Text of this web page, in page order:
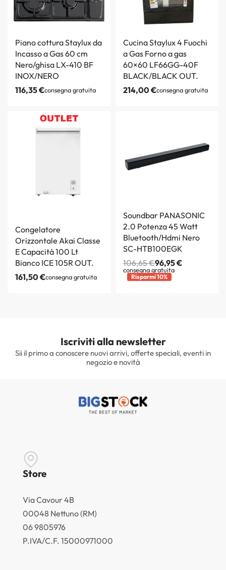
Piano cottura Staylux da
Incasso a Gas 60 cm
Nero/ghisa LX-410 BF
INOX/NERO
116,35€consegna gratuita
Cucina Staylux 4 Fuochi
a Gas Forno a gas
60×60 LF66GG-40F
BLACK/BLACK OUT.
214,00€consegna gratuita
Congelatore
Orizzontale Akai Classe
E Capacità 100 Lt
Bianco ICE 105R OUT.
161,50€consegna gratuita
Soundbar PANASONIC
2.0 Potenza 45 Watt
Bluetooth/Hdmi Nero
SC-HTB100EGK
106,65€96,95€
consegna gratuita
Risparmi 10%
Iscriviti alla newsletter
Sii il primo a conoscere nuovi arrivi, offerte speciali, eventi in
negozio e novità
Store
Via Cavour 4B
00048 Nettuno (RM)
06 9805976
P.IVA/C.F. 15000971000